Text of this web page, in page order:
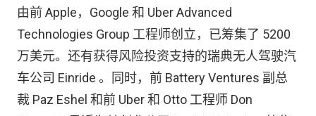
由前 Apple，Google 和 Uber Advanced
Technologies Group 工程师创立，已筹集了 5200
万美元。还有获得风险投资支持的瑞典无人驾驶汽
车公司 Einride 。同时，前 Battery Ventures 副总
裁 Paz Eshel 和前 Uber 和 Otto 工程师 Don